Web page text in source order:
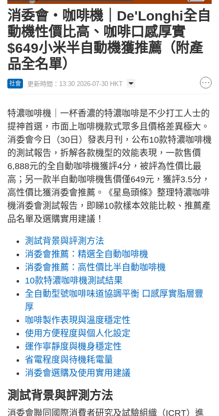
消委會‧咖啡機｜De'Longhi全自
動機性價比高、咖啡口感厚實
$649小米半自動機獲推薦（附產
品全名單）
社會 更新時間：13:30 2026-07-30 HKT
特濃咖啡機｜一杯香濃的特濃咖啡是不少打工人士的
提神首選，市面上咖啡機款式眾多且價格差異極大。
消委會今日（30日）發表月刊，公布10款特濃咖啡機
的測試報告，拆解各款機型的效能表現，一款售價
6,888元的全自動咖啡機獲評4分，被評為性價比最
高；另一款半自動咖啡機售價僅649元，獲評3.5分，
高性價比獲消委會推薦。《星島頭條》整理特濃咖啡
機消委會測試報告，即睇10款樣本效能比較、推薦產
品名單及選購實用建議！
測試背景與評測方法
消委會推薦：精選全自動咖啡機
消委會推薦：高性價比半自動咖啡機
10款特濃咖啡機測試結果
全自動型號咖啡味道協調平衡 口感厚實脂層豐
厚
咖啡製作表現與溫度穩定性
使用方便程度與個人化設定
運作寧靜度與機身穩定性
省電程度與待機耗電量
消委會選購及使用實用建議
測試背景與評測方法
消委會聯同國際消費者研究及試驗組織（ICRT）進